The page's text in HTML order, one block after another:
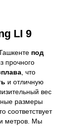
LI 9
под
прочного
, что
и отличную
вес
размеры
соответствует
метров. Мы